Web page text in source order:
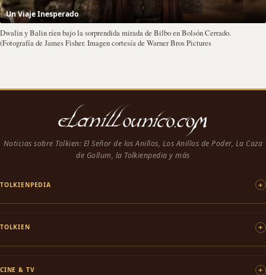
Un Viaje Inesperado
Dwalin y Balin ríen bajo la sorprendida mirada de Bilbo en Bolsón Cerrado.
(Fotografía de James Fisher. Imagen cortesía de Warner Bros Pictures
Noticias sobre Tolkien: El Señor de los Anillos, Los Anillos de Poder, La Caza
de Gollum, la Tolkienpedia y más
TOLKIENPEDIA
TOLKIEN
CINE & TV